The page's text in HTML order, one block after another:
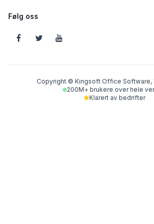
Følg oss
Copyright © Kingsoft Office Software,
200M+ brukere over hele
Klarert av bedrifter